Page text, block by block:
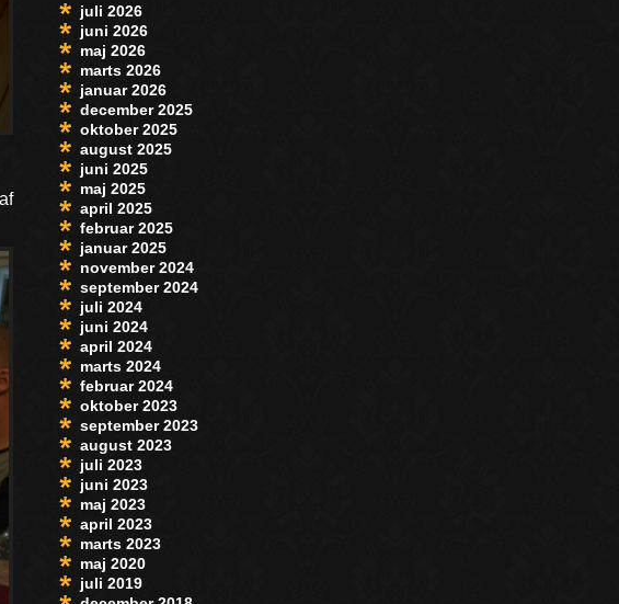
juli 2026
juni 2026
maj 2026
marts 2026
januar 2026
december 2025
oktober 2025
august 2025
juni 2025
maj 2025
april 2025
februar 2025
januar 2025
november 2024
september 2024
juli 2024
juni 2024
april 2024
marts 2024
februar 2024
oktober 2023
september 2023
august 2023
juli 2023
juni 2023
maj 2023
april 2023
marts 2023
maj 2020
juli 2019